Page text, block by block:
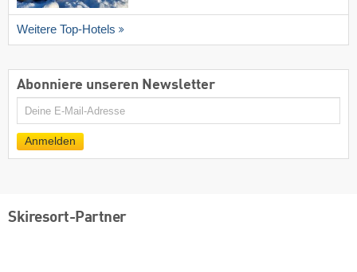
Weitere Top-Hotels
Abonniere unseren Newsletter
E-
Anmelden
Skiresort-Partner